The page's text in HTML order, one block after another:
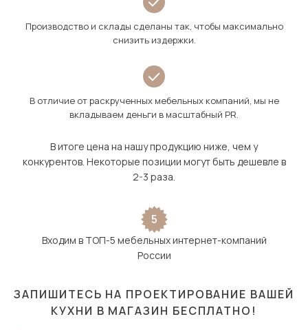
Производство и склады сделаны так, чтобы максимально
снизить издержки.
В отличие от раскрученных мебельных компаний, мы не
вкладываем деньги в масштабный PR.
В итоге цена на нашу продукцию ниже, чем у
конкурентов. Некоторые позиции могут быть дешевле в
2-3 раза.
5
Входим в ТОП-5 мебельных интернет-компаний
России
ЗАПИШИТЕСЬ НА ПРОЕКТИРОВАНИЕ ВАШЕЙ
КУХНИ В МАГАЗИН БЕСПЛАТНО!